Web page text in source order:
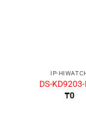
IP-
DS-
₸0